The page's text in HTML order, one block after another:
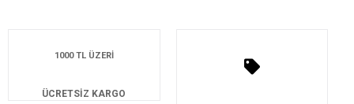
1000 TL ÜZERİ
ÜCRETSİZ KARGO